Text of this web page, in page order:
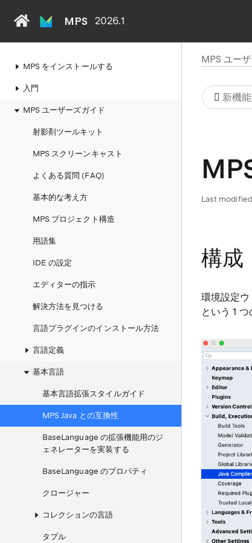
MPS 2026.1
MPS をインストールする
入門
MPS ユーザーズガイド
射影剤ツールキット
MPS スクリーンキャスト
よくある質問 (FAQ)
基本的な考え方
MPS プロジェクト構造
用語集
IDE の設定
エディターの指示
解決方法を見つける
言語プラグインのインストール方法
言語定義
基本言語
基本言語拡張スタイルガイド
MPS Java との互換性
BaseLanguage の拡張機能用のジ
ェネレーターを実装する
BaseLanguage のプロパティ
クロージャー
コレクションの言語
タプル
MPS ユー
新機能
Last
構成
環境設定
という 1